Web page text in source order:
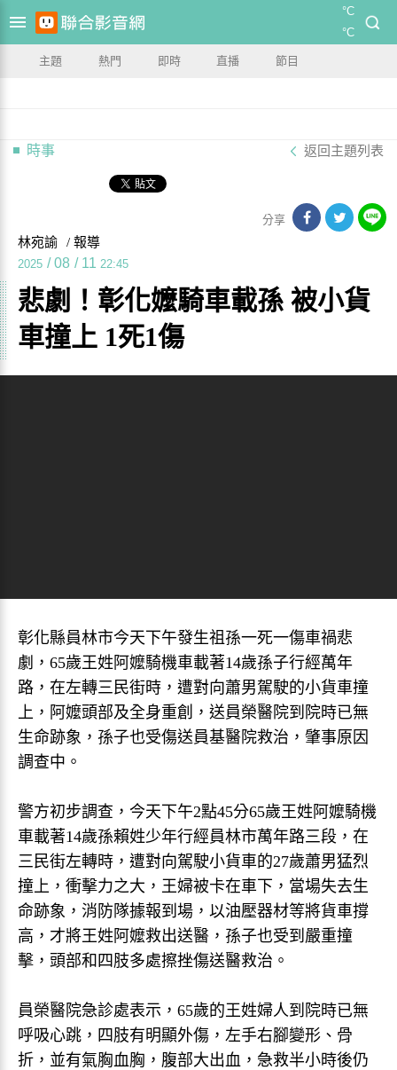
°C
°C
主題 熱門 即時 直播 節目
時事 返回主題列表
分享
林宛諭 / 報導
2025 / 08 / 11 22:45
悲劇！彰化嬤騎車載孫 被小貨
車撞上 1死1傷
彰化縣員林市今天下午發生祖孫一死一傷車禍悲
劇，65歲王姓阿嬤騎機車載著14歲孫子行經萬年
路，在左轉三民街時，遭對向蕭男駕駛的小貨車撞
上，阿嬤頭部及全身重創，送員榮醫院到院時已無
生命跡象，孫子也受傷送員基醫院救治，肇事原因
調查中。
警方初步調查，今天下午2點45分65歲王姓阿嬤騎機
車載著14歲孫賴姓少年行經員林市萬年路三段，在
三民街左轉時，遭對向駕駛小貨車的27歲蕭男猛烈
撞上，衝擊力之大，王婦被卡在車下，當場失去生
命跡象，消防隊據報到場，以油壓器材等將貨車撐
高，才將王姓阿嬤救出送醫，孫子也受到嚴重撞
擊，頭部和四肢多處擦挫傷送醫救治。
員榮醫院急診處表示，65歲的王姓婦人到院時已無
呼吸心跳，四肢有明顯外傷，左手右腳變形、骨
折，並有氣胸血胸，腹部大出血，急救半小時後仍